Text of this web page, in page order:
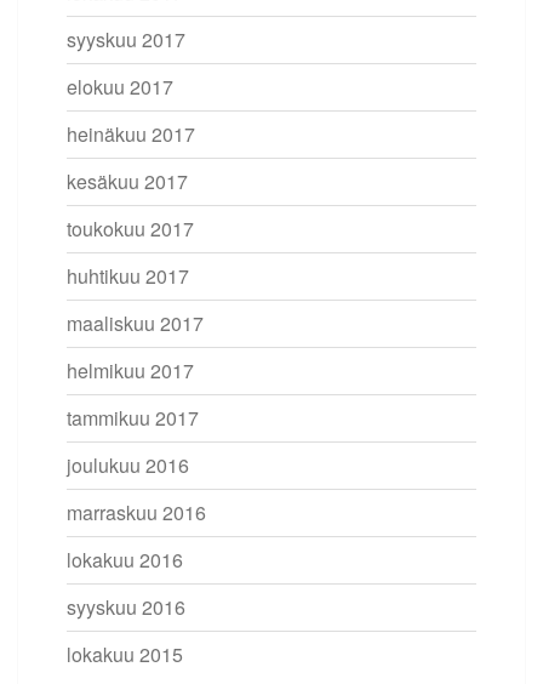
syyskuu 2017
elokuu 2017
heinäkuu 2017
kesäkuu 2017
toukokuu 2017
huhtikuu 2017
maaliskuu 2017
helmikuu 2017
tammikuu 2017
joulukuu 2016
marraskuu 2016
lokakuu 2016
syyskuu 2016
lokakuu 2015